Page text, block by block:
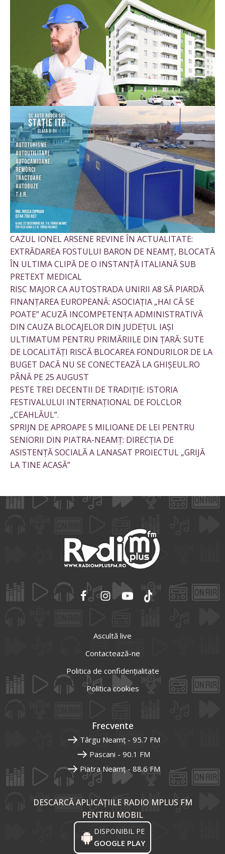
CAZUL IONEL ARSENE REVINE ÎN ACTUALITATE:
EXTRĂDAREA FOSTULUI BARON DE NEAMȚ, BLOCATĂ
ÎN ULTIMA CLIPĂ DE O INSTANȚĂ ITALIANĂ SUB
PRETEXT MEDICAL
RISC MAJOR CA AUTOSTRADA UNIRII A8 SĂ PIARDĂ
FINANȚAREA EUROPEANĂ: ASOCIAȚIA „HAI CĂ SE
POATE” ACUZĂ INCOMPETENȚA ADMINISTRATIVĂ
DIN CAUZA BLOCAJELOR DIN JUDEȚUL IAȘI
ULTIMATUM PENTRU PRIMĂRIILE DIN ȚARĂ: SUTE
DE LOCALITĂȚI RISCĂ BLOCAREA FONDURILOR DE LA
BUGET DACĂ NU SE CONECTEAZĂ LA GHIȘEUL.RO
PÂNĂ PE 25 AUGUST
PESTE TREI DECENTII DE TRADIȚIE: ISTORIA
FESTIVALULUI INTERNAȚIONAL DE FOLCLOR
„CEAHLĂUL”.
SPRIJN DE APROAPE 5 MILIOANE DE LEI PENTRU
SENIORII DIN PIATRA-NEAMȚ: DIRECȚIA DE
ASISTENȚĂ SOCIALĂ A LANASAT PROIECTUL „GRIJĂ
LA TINE ACASĂ”
Ascultă live
Contactează-ne
Politica de confidențialitate
Politica cookies
Frecvente
Târgu Neamț - 95.7 FM
Pascani - 90.1 FM
Piatra Neamț - 88.6 FM
DESCARCĂ APLICAȚIILE RADIO MPLUS FM
PENTRU MOBIL
DISPONIBIL PE
GOOGLE PLAY